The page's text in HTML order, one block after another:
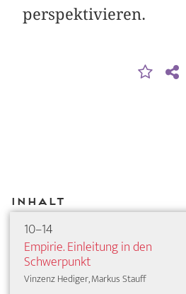
perspektivieren.
Inhalt
10–14
Empirie. Einleitung in den
Schwerpunkt
Vinzenz Hediger, Markus Stauff